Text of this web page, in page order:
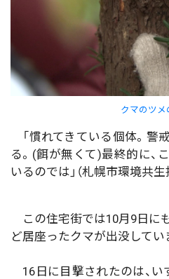
クマのツメ
「慣れてきている個体。警
る。(餌が無くて)最終的に、
いるのでは」（札幌市環境共生
この住宅街では10月9日に
ど居座ったクマが出没してい
16日に目撃されたのは、い